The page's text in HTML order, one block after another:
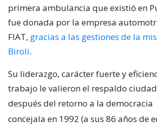
primera ambulancia que existió en
fue donada por la empresa
FIAT, gracias a las gestiones de la
Biroli.
Su liderazgo, carácter fuerte y
trabajo le valieron el respaldo
después del retorno a la democracia
concejala en 1992 (a sus 86 años de